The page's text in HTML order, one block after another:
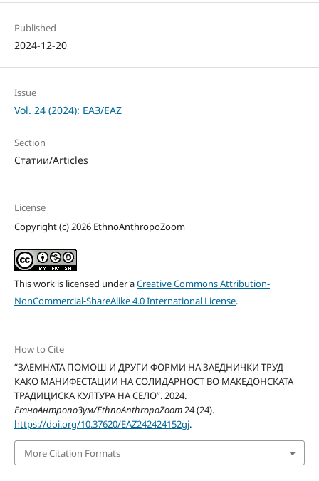
Published
2024-12-20
Issue
Vol. 24 (2024): ЕАЗ/EAZ
Section
Статии/Articles
License
Copyright (c) 2026 EthnoAnthropoZoom
This work is licensed under aCreative Commons Attribution-
NonCommercial-ShareAlike 4.0 International License.
How to Cite
“ЗАЕМНАТА ПОМОШ И ДРУГИ ФОРМИ НА ЗАЕДНИЧКИ ТРУД
КАКО МАНИФЕСТАЦИИ НА СОЛИДАРНОСТ ВО МАКЕДОНСКАТА
ТРАДИЦИСКА КУЛТУРА НА СЕЛО”. 2024.
ЕтноАнтропоЗум/EthnoAnthropoZoom24 (24).
https://doi.org/10.37620/EAZ242424152gj.
More Citation Formats